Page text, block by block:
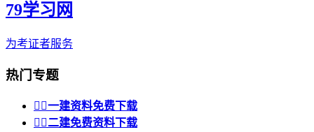
79学习网
为考证者服务
热门专题
 一建资料免费下载
 二建免费资料下载